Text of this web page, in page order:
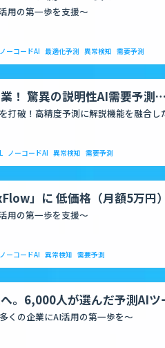
低価格（月額5万円）…
用の第一歩を支援～
ノーコードAI 最適化予測 異常検知 需要予測
！ 驚異の説明性AI需要予測
来を見通す—解説力で業務
打破！高精度予測に解説機能を融合し
ノーコードAI 異常検知 需要予測
」に 低価格（月額5万円
ライン説明会を開催
用の第一歩を支援～
ノーコードAI 異常検知 需要予測
。6,000人が選んだ予測AIツ
プラン（月額5万円）始動！
くの企業にAI活用の第一歩を～